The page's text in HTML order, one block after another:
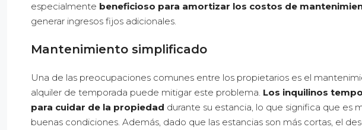
especialmente beneficioso para amortizar los costos de
generar ingresos fijos adicionales.
Mantenimiento simplificado
Una de las preocupaciones comunes entre los propietarios es el
alquiler de temporada puede mitigar este problema. Los inquilinos
para cuidar de la propiedad durante su estancia, lo que significa que es
buenas condiciones. Además, dado que las estancias son más cortas, el